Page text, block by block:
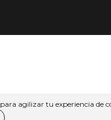
para agilizar tu experiencia de